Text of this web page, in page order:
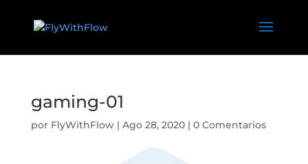
gaming-01
por FlyWithFlow| Ago 28, 2020| 0 Comentarios